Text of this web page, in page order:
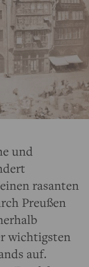
und
rasanten
Preußen
wichtigsten
auf.